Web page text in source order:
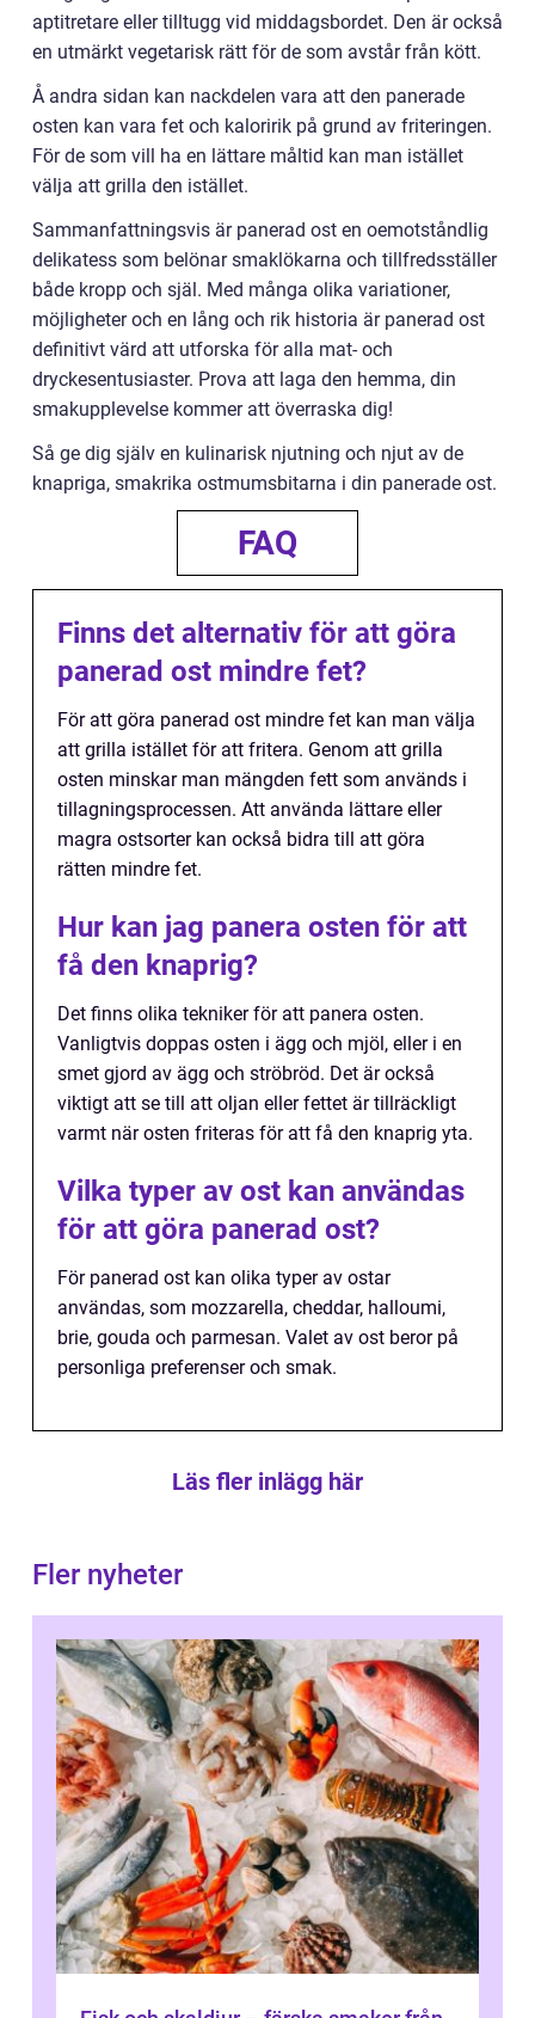
aptitretare eller tilltugg vid middagsbordet. Den är också
en utmärkt vegetarisk rätt för de som avstår från kött.
Å andra sidan kan nackdelen vara att den panerade
osten kan vara fet och kaloririk på grund av friteringen.
För de som vill ha en lättare måltid kan man istället
välja att grilla den istället.
Sammanfattningsvis är panerad ost en oemotståndlig
delikatess som belönar smaklökarna och tillfredsställer
både kropp och själ. Med många olika variationer,
möjligheter och en lång och rik historia är panerad ost
definitivt värd att utforska för alla mat- och
dryckesentusiaster. Prova att laga den hemma, din
smakupplevelse kommer att överraska dig!
Så ge dig själv en kulinarisk njutning och njut av de
knapriga, smakrika ostmumsbitarna i din panerade ost.
FAQ
Finns det alternativ för att göra
panerad ost mindre fet?
För att göra panerad ost mindre fet kan man välja
att grilla istället för att fritera. Genom att grilla
osten minskar man mängden fett som används i
tillagningsprocessen. Att använda lättare eller
magra ostsorter kan också bidra till att göra
rätten mindre fet.
Hur kan jag panera osten för att
få den knaprig?
Det finns olika tekniker för att panera osten.
Vanligtvis doppas osten i ägg och mjöl, eller i en
smet gjord av ägg och ströbröd. Det är också
viktigt att se till att oljan eller fettet är tillräckligt
varmt när osten friteras för att få den knaprig yta.
Vilka typer av ost kan användas
för att göra panerad ost?
För panerad ost kan olika typer av ostar
användas, som mozzarella, cheddar, halloumi,
brie, gouda och parmesan. Valet av ost beror på
personliga preferenser och smak.
Läs fler inlägg här
Fler nyheter